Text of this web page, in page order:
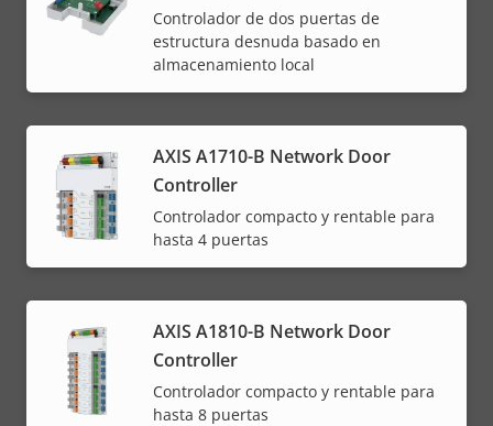
Controlador de dos puertas de
estructura desnuda basado en
almacenamiento local
AXIS A1710-B Network Door
Controller
Controlador compacto y rentable para
hasta 4 puertas
AXIS A1810-B Network Door
Controller
Controlador compacto y rentable para
hasta 8 puertas